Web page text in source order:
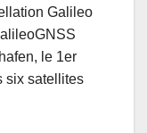
Galileo
le 1er
six satellites